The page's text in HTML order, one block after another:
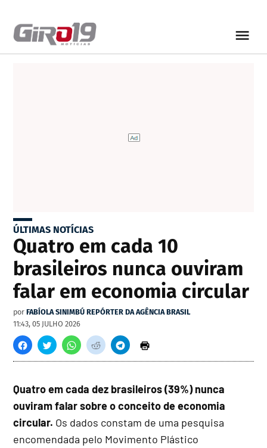
ÚLTIMAS NOTÍCIAS
Quatro em cada 10
brasileiros nunca ouviram
falar em economia circular
por FABÍOLA SINIMBÚ REPÓRTER DA AGÊNCIA BRASIL
11:43, 05 JULHO 2026
Quatro em cada dez brasileiros (39%) nunca
ouviram falar sobre o conceito de economia
circular. Os dados constam de uma pesquisa
encomendada pelo Movimento Plástico